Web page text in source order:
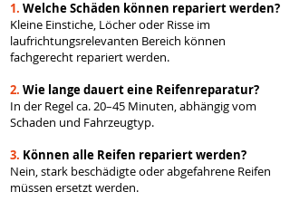
1. Welche Schäden können repariert werden?
Kleine Einstiche, Löcher oder Risse im
laufrichtungsrelevanten Bereich können
fachgerecht repariert werden.
2. Wie lange dauert eine Reifenreparatur?
In der Regel ca. 20–45 Minuten, abhängig vom
Schaden und Fahrzeugtyp.
3. Können alle Reifen repariert werden?
Nein, stark beschädigte oder abgefahrene Reifen
müssen ersetzt werden.